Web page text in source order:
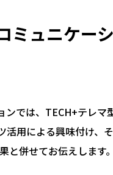
ミュニケー
では、TECH+テレ
用による興味付け、
併せてお伝えします。